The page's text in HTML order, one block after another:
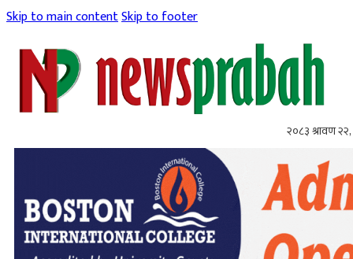
Skip to main contentSkip to footer
२०८३ श्रावण २२,